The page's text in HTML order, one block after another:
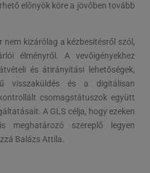
előnyök köre a jövőben tovább
nem kizárólag a kézbesítésről szól,
élményről. A vevőigényekhez
és átirányítási lehetőségek,
visszaküldés és a digitálisan
csomagstátuszok együtt
A GLS célja, hogy ezeken
meghatározó szereplő legyen
Balázs Attila.